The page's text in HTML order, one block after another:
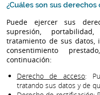
¿Cuáles son sus
Puede ejercer sus
supresión,
tratamiento de sus
consentimiento
continuación:
Derecho de acceso:
tratando sus datos y de